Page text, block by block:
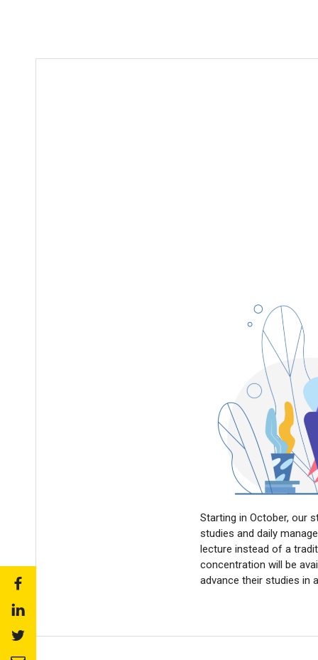
Starting in October, our
studies and daily
lecture instead of a
concentration will be
advance their studies in
Share
facebook
Share
linkedin
Share